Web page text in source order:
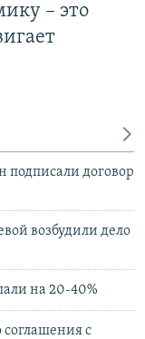
– это
подписали договор
возбудили дело
на 20-40%
с